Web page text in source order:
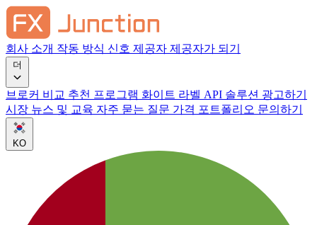
회사 소개 작동 방식 신호 제공자 제공자가 되기
브로커 비교 추천 프로그램 화이트 라벨 API 솔루션 광고하기
시장 뉴스 및 교육 자주 묻는 질문 가격 포트폴리오 문의하기
KO